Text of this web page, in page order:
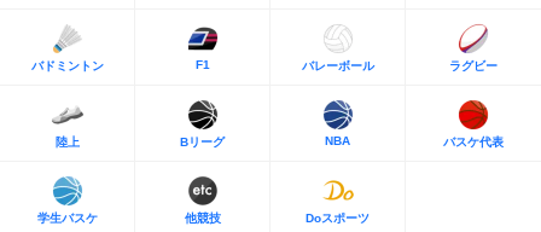
バドミントン F1 バレーボール ラグビー
陸上 Bリーグ NBA バスケ代表
学生バスケ 他競技 Doスポーツ